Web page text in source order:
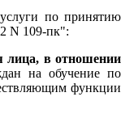
по принятию
N 109-пк":
лица, в отношении
на обучение по
функции